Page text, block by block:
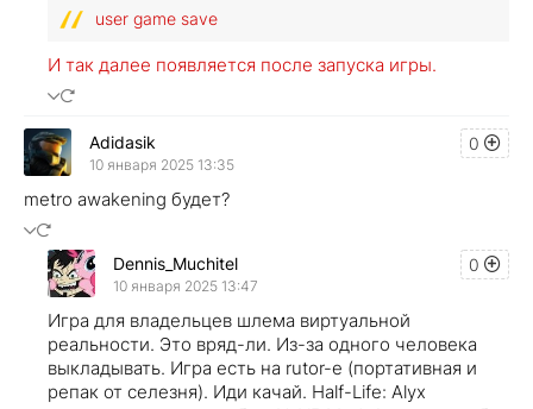
user game save
И так далее появляется после запуска игры.
0
Adidasik
10 января 2025 13:35
metro awakening будет?
0
Dennis_Muchitel
10 января 2025 13:47
Игра для владельцев шлема виртуальной
реальности. Это вряд-ли. Из-за одного человека
выкладывать. Игра есть на rutor-е (портативная и
репак от селезня). Иди качай. Half-Life: Alyx